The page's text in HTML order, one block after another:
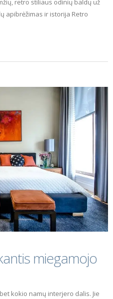
retro stiliaus odinių baldų už
apibrėžimas ir istorija Retro
miegamojo
kokio namų interjero dalis. Jie